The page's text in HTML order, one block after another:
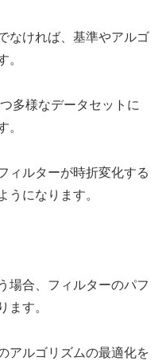
なければ、基準やアルゴ
。
多様なデータセットに
。
ィルターが時折変化する
うになります。
場合、フィルターのパフ
ます。
アルゴリズムの最適化を